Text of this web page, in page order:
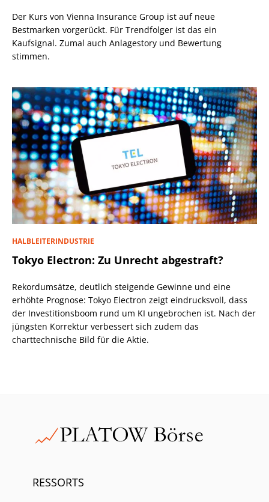
Der Kurs von Vienna Insurance Group ist auf neue
Bestmarken vorgerückt. Für Trendfolger ist das ein
Kaufsignal. Zumal auch Anlagestory und Bewertung
stimmen.
HALBLEITERINDUSTRIE
Tokyo Electron: Zu Unrecht abgestraft?
Rekordumsätze, deutlich steigende Gewinne und eine
erhöhte Prognose: Tokyo Electron zeigt eindrucksvoll, dass
der Investitionsboom rund um KI ungebrochen ist. Nach der
jüngsten Korrektur verbessert sich zudem das
charttechnische Bild für die Aktie.
RESSORTS